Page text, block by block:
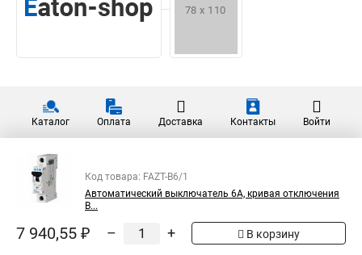
Каталог Оплата Доставка Контакты Войти
Код товара: FAZT-B6/1
Автоматический выключатель 6А, кривая отключения
В...
7 940,55 ₽ – + В корзину